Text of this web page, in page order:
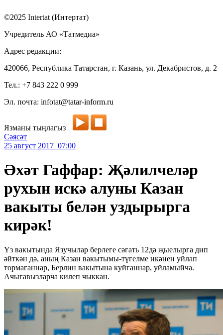
©2025 Intertat (Интертат)
Учредитель АО «Татмедиа»
Адрес редакции:
420066, Республика Татарстан, г. Казань, ул. Декабристов, д. 2
Тел.: +7 843 222 0 999
Эл. почта: infotat@tatar-inform.ru
Язманы тыңлагыз
Сәясәт
25 август 2017 07:00
Әхәт Гаффар: Җәлилчеләр
рухын искә алуны Казан
вакыты белән уздырырга
кирәк!
Үз вакытында Язучылар берлеге сәгать 12дә җыелырга дип
әйткән дә, аның Казан вакытымы-түгелме икәнен уйлап
тормаганнар, Берлин вакытына куйганнар, уйламыйча.
Ачыгавызларча килеп чыккан.